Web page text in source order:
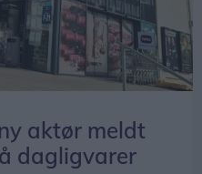
aktør meldt
dagligvarer